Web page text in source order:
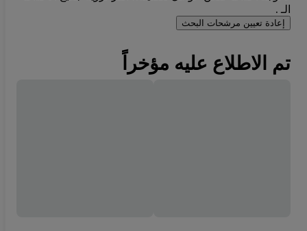
الـ .
إعادة تعيين مرشحات البحث
تم الاطلاع عليه مؤخراً